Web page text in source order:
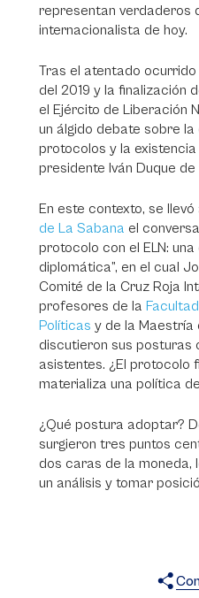
representan verdaderos
internacionalista de hoy.
Tras el atentado ocurrido
del 2019 y la finalización
el Ejército de Liberación
un álgido debate sobre
protocolos y la
presidente Iván Duque
En este contexto, se
de La Sabana el
protocolo con el ELN:
diplomática”, en el cual
Comité de la Cruz Roja
profesores de la
Políticas y de la Maestría
discutieron sus posturas
asistentes. ¿El protocolo
materializa una política
¿Qué postura adoptar?
surgieron tres puntos
dos caras de la moneda,
un análisis y tomar